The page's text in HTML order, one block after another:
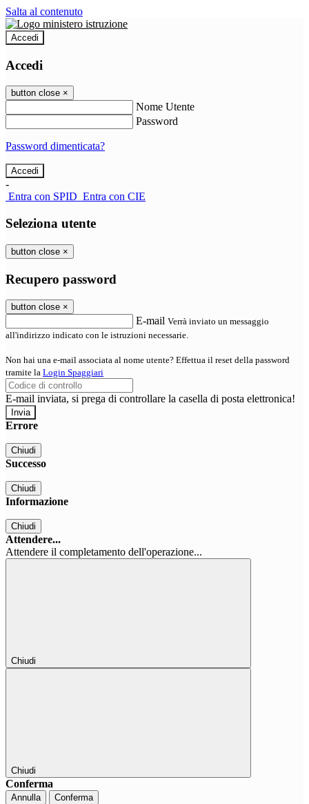
Salta al contenuto
Accedi
Accedi
button close ×
Nome Utente
Password
Password dimenticata?
-
Entra con SPID Entra con CIE
Seleziona utente
button close ×
Recupero password
button close ×
E-mail Verrà inviato un messaggio
all'indirizzo indicato con le istruzioni necessarie.
Non hai una e-mail associata al nome utente? Effettua il reset della password
tramite la Login Spaggiari
E-mail inviata, si prega di controllare la casella di posta elettronica!
Errore
Chiudi
Successo
Chiudi
Informazione
Chiudi
Attendere...
Attendere il completamento dell'operazione...
Chiudi
Chiudi
Conferma
Annulla Conferma